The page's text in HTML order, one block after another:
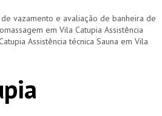
vazamento e avaliação de banheira de
em Vila Catupia Assistência
Assistência técnica Sauna em Vila